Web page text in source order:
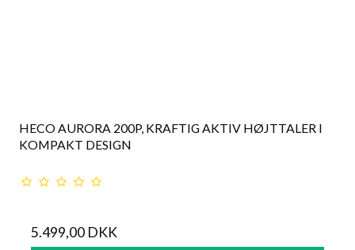
HECO AURORA 200P, KRAFTIG AKTIV HØJTTALER I
KOMPAKT DESIGN
5.499,00 DKK